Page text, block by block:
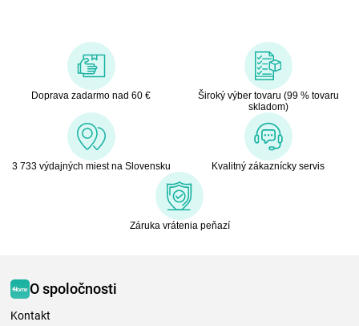
Doprava zadarmo nad 60 €
Široký výber tovaru (99 % tovaru
skladom)
3 733 výdajných miest na Slovensku Kvalitný zákaznícky servis
Záruka vrátenia peňazí
O spoločnosti
Kontakt